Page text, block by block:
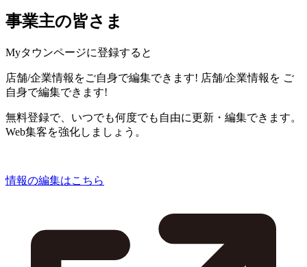
事業主の皆さま
Myタウンページに登録すると
店舗/企業情報をご自身で編集できます! 店舗/企業情報を ご
自身で編集できます!
無料登録で、いつでも何度でも自由に更新・編集できます。
Web集客を強化しましょう。
情報の編集はこちら